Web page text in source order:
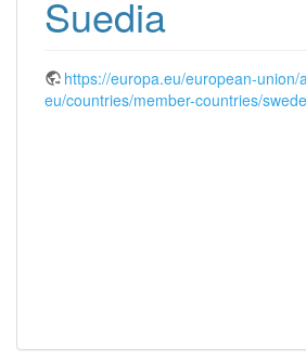
Suedia
https://europa.eu/european-union/
eu/countries/member-countries/